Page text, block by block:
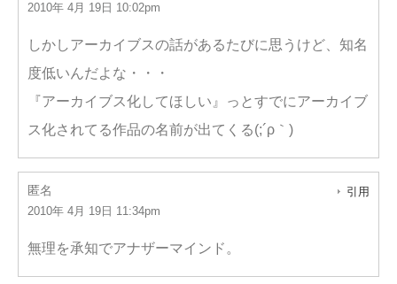
2010年 4月 19日 10:02pm
しかしアーカイブスの話があるたびに思うけど、知名
度低いんだよな・・・
『アーカイブス化してほしい』っとすでにアーカイブ
ス化されてる作品の名前が出てくる(;´ρ｀)
匿名
2010年 4月 19日 11:34pm
引用
無理を承知でアナザーマインド。